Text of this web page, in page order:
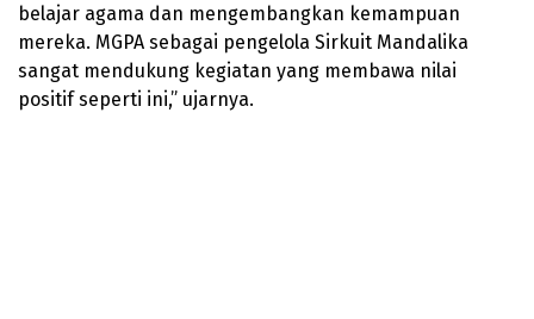
belajar agama dan mengembangkan kemampuan
mereka. MGPA sebagai pengelola Sirkuit Mandalika
sangat mendukung kegiatan yang membawa nilai
positif seperti ini,” ujarnya.